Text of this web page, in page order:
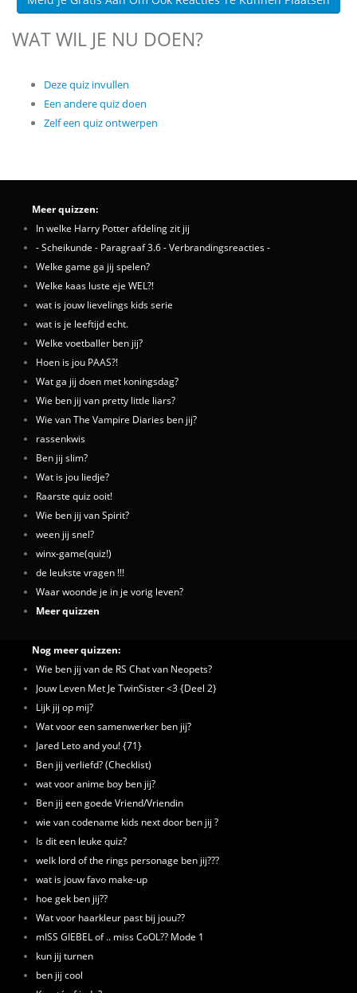
WAT WIL JE NU DOEN?
Deze quiz invullen
Een andere quiz doen
Zelf een quiz ontwerpen
Meer quizzen:
In welke Harry Potter afdeling zit jij
- Scheikunde - Paragraaf 3.6 - Verbrandingsreacties -
Welke game ga jij spelen?
Welke kaas luste eje WEL?!
wat is jouw lievelings kids serie
wat is je leeftijd echt.
Welke voetballer ben jij?
Hoen is jou PAAS?!
Wat ga jij doen met koningsdag?
Wie ben jij van pretty little liars?
Wie van The Vampire Diaries ben jij?
rassenkwis
Ben jij slim?
Wat is jou liedje?
Raarste quiz ooit!
Wie ben jij van Spirit?
ween jij snel?
winx-game(quiz!)
de leukste vragen !!!
Waar woonde je in je vorig leven?
Meer quizzen
Nog meer quizzen:
Wie ben jij van de RS Chat van Neopets?
Jouw Leven Met Je TwinSister <3 {Deel 2}
Lijk jij op mij?
Wat voor een samenwerker ben jij?
Jared Leto and you! {71}
Ben jij verliefd? (Checklist)
wat voor anime boy ben jij?
Ben jij een goede Vriend/Vriendin
wie van codename kids next door ben jij ?
Is dit een leuke quiz?
welk lord of the rings personage ben jij???
wat is jouw favo make-up
hoe gek ben jij??
Wat voor haarkleur past bij jouu??
mISS GIEBEL of .. miss CoOL?? Mode 1
kun jij turnen
ben jij cool